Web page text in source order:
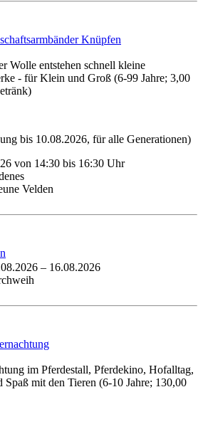
Knüpfen
Wolle entstehen schnell kleine
- für Klein und Groß (6-99 Jahre; 3,00
bis 10.08.2026, für alle Generationen)
von 14:30 bis 16:30 Uhr
Velden
– 16.08.2026
im Pferdestall, Pferdekino, Hofalltag,
Spaß mit den Tieren (6-10 Jahre; 130,00